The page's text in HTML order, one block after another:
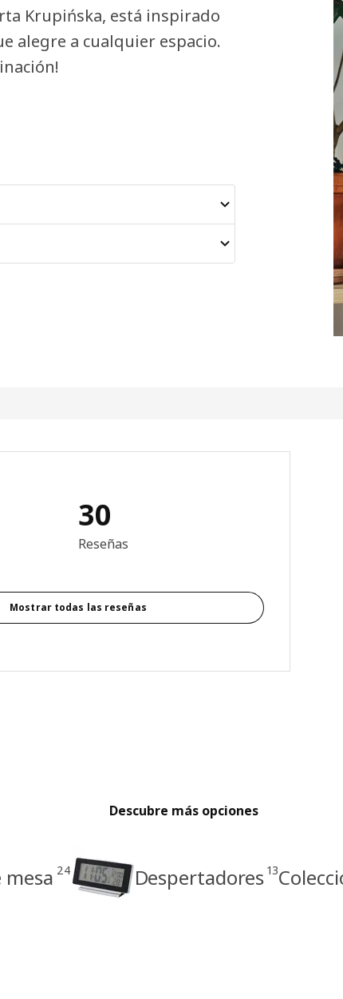
Krupińska, está inspirado
alegre a cualquier espacio.
4.6 de 5 estrellas. Revisiones totales: 30
30
Reseñas
Mostrar todas las reseñas
Descubre más opciones
mesa 24 Despertadores 13